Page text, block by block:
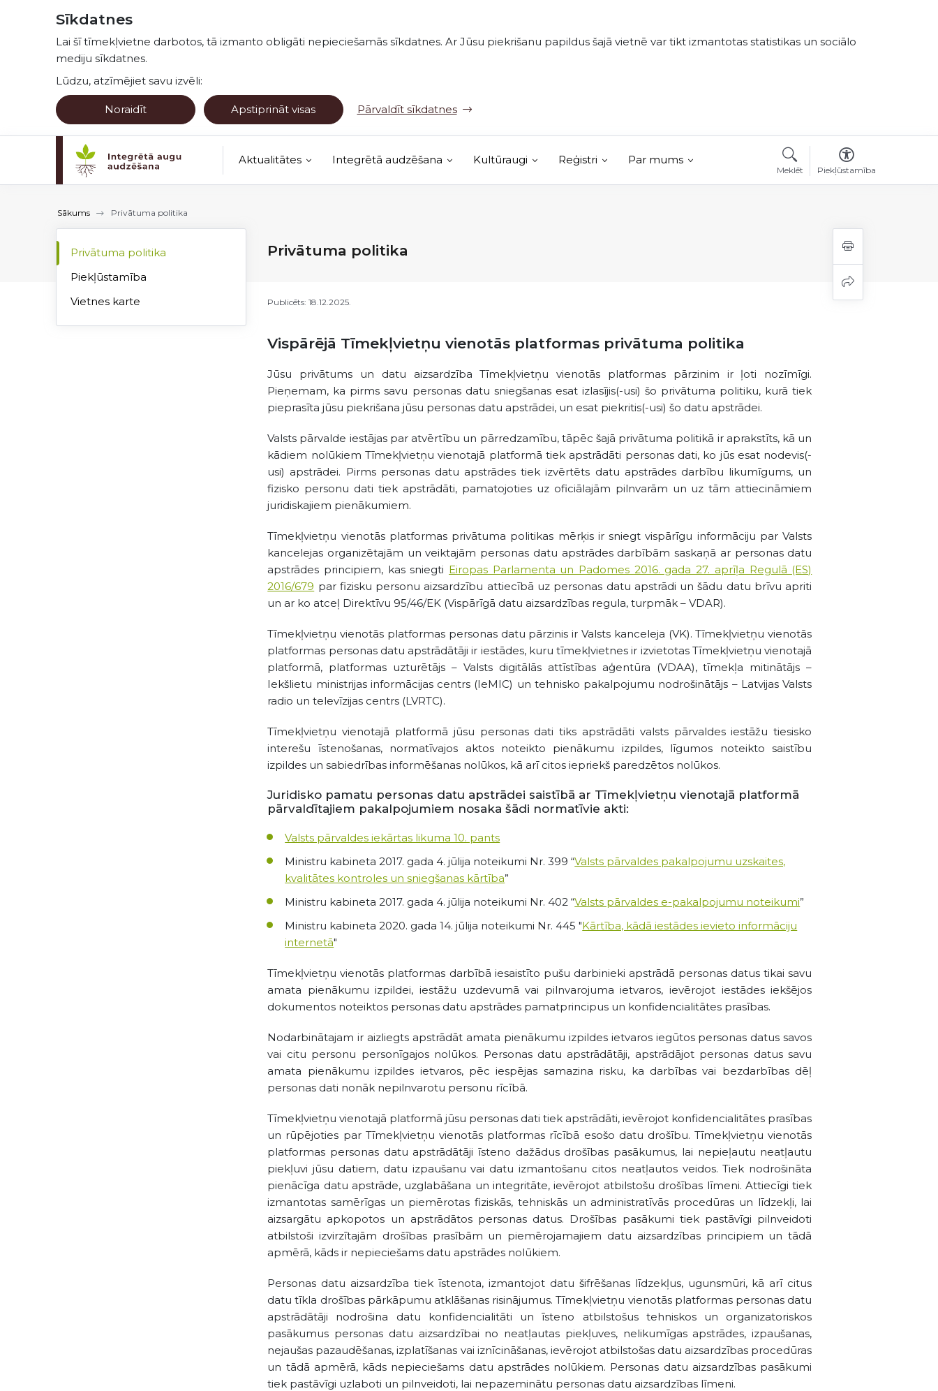
Sīkdatnes
Lai šī tīmekļvietne darbotos, tā izmanto obligāti nepieciešamās sīkdatnes. Ar Jūsu piekrišanu papildus šajā vietnē var tikt izmantotas statistikas un sociālo
mediju sīkdatnes.
Lūdzu, atzīmējiet savu izvēli:
Noraidīt Apstiprināt visas Pārvaldīt sīkdatnes
Aktualitātes Integrētā audzēšana Kultūraugi Reģistri Par mums
Meklēt Piekļūstamība
Sākums Privātuma politika
Privātuma politika
Privātuma politika
Piekļūstamība
Vietnes karte
Publicēts: 18.12.2025.
Vispārējā Tīmekļvietņu vienotās platformas privātuma politika
Jūsu privātums un datu aizsardzība Tīmekļvietņu vienotās platformas pārzinim ir ļoti nozīmīgi.
Pieņemam, ka pirms savu personas datu sniegšanas esat izlasījis(-usi) šo privātuma politiku, kurā tiek
pieprasīta jūsu piekrišana jūsu personas datu apstrādei, un esat piekritis(-usi) šo datu apstrādei.
Valsts pārvalde iestājas par atvērtību un pārredzamību, tāpēc šajā privātuma politikā ir aprakstīts, kā un
kādiem nolūkiem Tīmekļvietņu vienotajā platformā tiek apstrādāti personas dati, ko jūs esat nodevis(-
usi) apstrādei. Pirms personas datu apstrādes tiek izvērtēts datu apstrādes darbību likumīgums, un
fizisko personu dati tiek apstrādāti, pamatojoties uz oficiālajām pilnvarām un uz tām attiecināmiem
juridiskajiem pienākumiem.
Tīmekļvietņu vienotās platformas privātuma politikas mērķis ir sniegt vispārīgu informāciju par Valsts
kancelejas organizētajām un veiktajām personas datu apstrādes darbībām saskaņā ar personas datu
apstrādes principiem, kas sniegti Eiropas Parlamenta un Padomes 2016. gada 27. aprīļa Regulā (ES)
2016/679 par fizisku personu aizsardzību attiecībā uz personas datu apstrādi un šādu datu brīvu apriti
un ar ko atceļ Direktīvu 95/46/EK (Vispārīgā datu aizsardzības regula, turpmāk – VDAR).
Tīmekļvietņu vienotās platformas personas datu pārzinis ir Valsts kanceleja (VK). Tīmekļvietņu vienotās
platformas personas datu apstrādātāji ir iestādes, kuru tīmekļvietnes ir izvietotas Tīmekļvietņu vienotajā
platformā, platformas uzturētājs – Valsts digitālās attīstības aģentūra (VDAA), tīmekļa mitinātājs –
Iekšlietu ministrijas informācijas centrs (IeMIC) un tehnisko pakalpojumu nodrošinātājs – Latvijas Valsts
radio un televīzijas centrs (LVRTC).
Tīmekļvietņu vienotajā platformā jūsu personas dati tiks apstrādāti valsts pārvaldes iestāžu tiesisko
interešu īstenošanas, normatīvajos aktos noteikto pienākumu izpildes, līgumos noteikto saistību
izpildes un sabiedrības informēšanas nolūkos, kā arī citos iepriekš paredzētos nolūkos.
Juridisko pamatu personas datu apstrādei saistībā ar Tīmekļvietņu vienotajā platformā
pārvaldītajiem pakalpojumiem nosaka šādi normatīvie akti:
Valsts pārvaldes iekārtas likuma 10. pants
Ministru kabineta 2017. gada 4. jūlija noteikumi Nr. 399 “Valsts pārvaldes pakalpojumu uzskaites,
kvalitātes kontroles un sniegšanas kārtība”
Ministru kabineta 2017. gada 4. jūlija noteikumi Nr. 402 “Valsts pārvaldes e-pakalpojumu noteikumi”
Ministru kabineta 2020. gada 14. jūlija noteikumi Nr. 445 "Kārtība, kādā iestādes ievieto informāciju
internetā"
Tīmekļvietņu vienotās platformas darbībā iesaistīto pušu darbinieki apstrādā personas datus tikai savu
amata pienākumu izpildei, iestāžu uzdevumā vai pilnvarojuma ietvaros, ievērojot iestādes iekšējos
dokumentos noteiktos personas datu apstrādes pamatprincipus un konfidencialitātes prasības.
Nodarbinātajam ir aizliegts apstrādāt amata pienākumu izpildes ietvaros iegūtos personas datus savos
vai citu personu personīgajos nolūkos. Personas datu apstrādātāji, apstrādājot personas datus savu
amata pienākumu izpildes ietvaros, pēc iespējas samazina risku, ka darbības vai bezdarbības dēļ
personas dati nonāk nepilnvarotu personu rīcībā.
Tīmekļvietņu vienotajā platformā jūsu personas dati tiek apstrādāti, ievērojot konfidencialitātes prasības
un rūpējoties par Tīmekļvietņu vienotās platformas rīcībā esošo datu drošību. Tīmekļvietņu vienotās
platformas personas datu apstrādātāji īsteno dažādus drošības pasākumus, lai nepieļautu neatļautu
piekļuvi jūsu datiem, datu izpaušanu vai datu izmantošanu citos neatļautos veidos. Tiek nodrošināta
pienācīga datu apstrāde, uzglabāšana un integritāte, ievērojot atbilstošu drošības līmeni. Attiecīgi tiek
izmantotas samērīgas un piemērotas fiziskās, tehniskās un administratīvās procedūras un līdzekļi, lai
aizsargātu apkopotos un apstrādātos personas datus. Drošības pasākumi tiek pastāvīgi pilnveidoti
atbilstoši izvirzītajām drošības prasībām un piemērojamajiem datu aizsardzības principiem un tādā
apmērā, kāds ir nepieciešams datu apstrādes nolūkiem.
Personas datu aizsardzība tiek īstenota, izmantojot datu šifrēšanas līdzekļus, ugunsmūri, kā arī citus
datu tīkla drošības pārkāpumu atklāšanas risinājumus. Tīmekļvietņu vienotās platformas personas datu
apstrādātāji nodrošina datu konfidencialitāti un īsteno atbilstošus tehniskos un organizatoriskos
pasākumus personas datu aizsardzībai no neatļautas piekļuves, nelikumīgas apstrādes, izpaušanas,
nejaušas pazaudēšanas, izplatīšanas vai iznīcināšanas, ievērojot atbilstošas datu aizsardzības procedūras
un tādā apmērā, kāds nepieciešams datu apstrādes nolūkiem. Personas datu aizsardzības pasākumi
tiek pastāvīgi uzlaboti un pilnveidoti, lai nepazeminātu personas datu aizsardzības līmeni.